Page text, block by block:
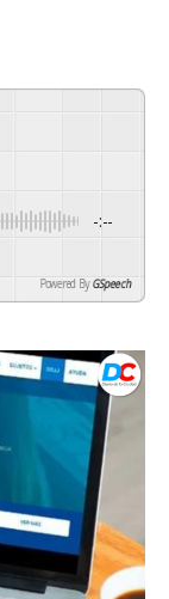
-:--
Powered By GSpeech